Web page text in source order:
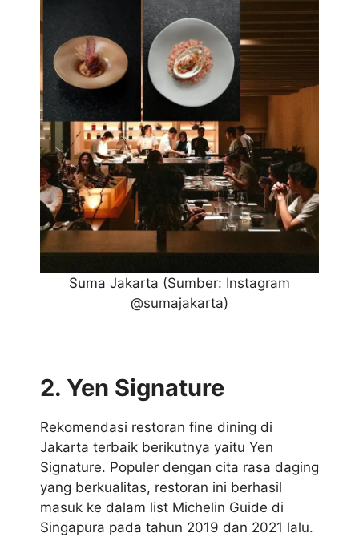
Suma Jakarta (Sumber: Instagram
@sumajakarta)
2. Yen Signature
Rekomendasi restoran fine dining di
Jakarta terbaik berikutnya yaitu Yen
Signature. Populer dengan cita rasa daging
yang berkualitas, restoran ini berhasil
masuk ke dalam list Michelin Guide di
Singapura pada tahun 2019 dan 2021 lalu.